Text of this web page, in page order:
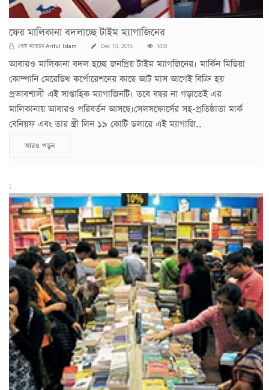
ফের মালিকানা বদলাচ্ছে টাইম ম্যাগাজিনের
পোস্ট করেছেনAriful Islam Dec 10, 2018 1433
আবারও মালিকানা বদল হচ্ছে জনপ্রিয় টাইম ম্যাগজিনের। মার্কিন মিডিয়া
কোম্পানি মেরেডিথ কর্পোরেশনের কাছে আট মাস আগেই বিক্রি হয়
প্রভাবশালী এই সাপ্তাহিক ম্যাগাজিনটি। তবে বছর না গড়াতেই এর
মালিকানায় আবারও পরিবর্তন আসছে।সেলসফোর্সের সহ-প্রতিষ্ঠাতা মার্ক
বেনিয়ফ এবং তার স্ত্রী লিন ১৯ কোটি ডলারে এই ম্যাগাজি..
আরও পড়ুন
;